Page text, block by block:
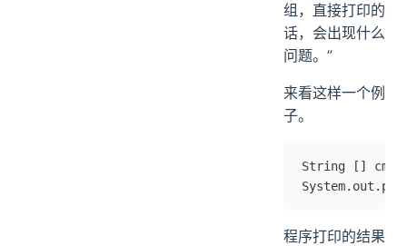
组，直接打印的
话，会出现什么
问题。”
来看这样一个例
子。
String []
程序打印的结果